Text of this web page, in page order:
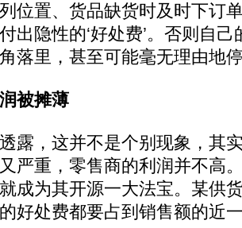
位置、货品缺货时及时下订
出隐性的‘好处费’。否则自
落里，甚至可能毫无理由地
被摊薄
，这并不是个别现象，其
严重，零售商的利润并不高
成为其开源一大法宝。某供
好处费都要占到销售额的近